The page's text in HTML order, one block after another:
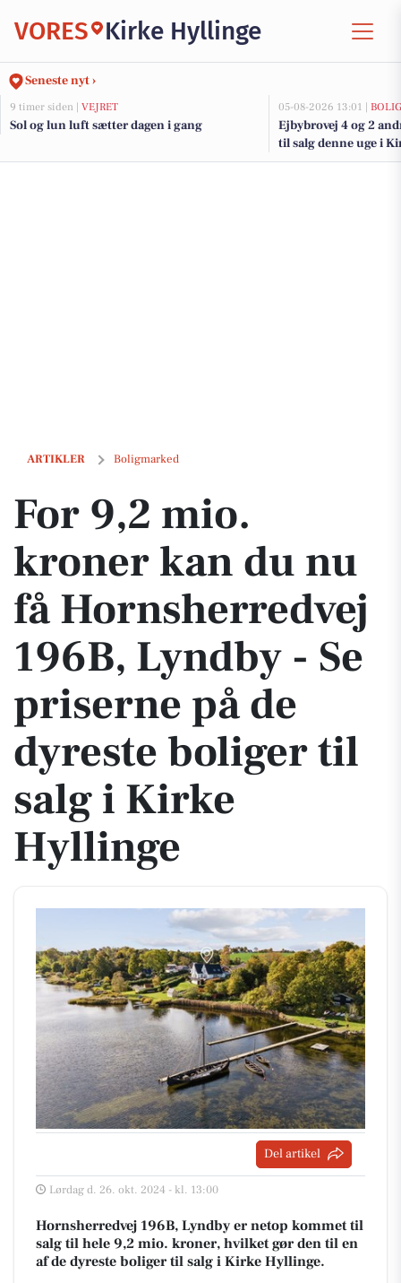
VORES Kirke Hyllinge
Seneste nyt ›
9 timer siden | VEJRET
Sol og lun luft sætter dagen i gang
05-08-2026 13:01 |
Ejbybrovej 4 og 2
til salg denne uge i
boligerne her.
ARTIKLER Boligmarked
For 9,2 mio. kroner kan du nu få Hornsherredvej 196B, Lyndby - Se
For 9,2 mio.
kroner kan du nu
få Hornsherredvej
196B, Lyndby - Se
priserne på de
dyreste boliger til
salg i Kirke
Hyllinge
Del artikel
Lørdag d. 26. okt. 2024 - kl. 13:00
Hornsherredvej 196B, Lyndby er netop kommet til
salg til hele 9,2 mio. kroner, hvilket gør den til en
af de dyreste boliger til salg i Kirke Hyllinge.